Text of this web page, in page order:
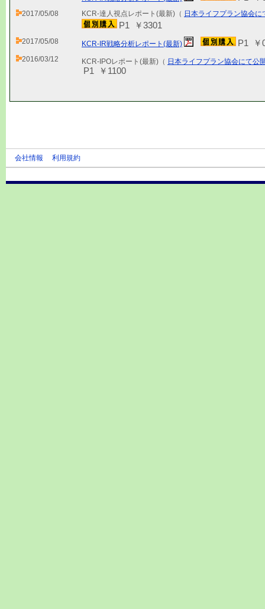
2017/05/08 KCR-達人視点レポート(最新)（ 日本ライフプラン協会に
P1 ￥3301
2017/05/08 KCR-IR戦略分析レポート(最新) P1 ￥
2016/03/12 KCR-IPOレポート(最新)（ 日本ライフプラン協会にて公
P1 ￥1100
会社情報 利用規約